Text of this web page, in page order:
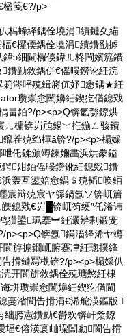
楹笺€?/p>
杩蜂綘鍝佺墝涓績鏈夊緢
€欏偄鍝佺墝涓績鐨勫摢
э細閫欏偄鍏ㄦ柊闁嬪箷鐨
鐨勭敘鍝併€傜暥鐒讹紝浣
箣涔呯殑鍓嶈伔妤悆鍝★紝
瓒崇悆闉嬶紝鍥犵偤鎴戣
畠銆?/p><p>Q锛氫綔鐐烘
槦锛岃兘鍚﹀拰鍦ㄥ骇鐨
茬殑绉樿ǎ锛?/p><p>榻婇
仛鍒颁竴鍊嬭畵浜烘豢鎰
姏銆傜暥鐒讹紝鎴戣鐨
轰互鍙婄悆鍝＄殑韬唤銆
宸辩殑宸ヤ綔鍋氬ソ锛屼篃
鎴戣€岃█锛屼笉绠″仛浠讳
獚鍙珮搴︼紝灏辨剰鍛宠
p><p>Q锛氬鏋滀綘浠ヤ竴
斿搧鐗屼腑蹇冿紝璁撲綘
搰鏈冩槸锛?/p><p>榻婇仈
开閬旂敘鍝佺殑瑭憋紝棣
垪瓒崇悆闉嬶紝鍥犵偤閫
戞渻閬告搰涓€浠舵渶鏂版
绌胯憲鐨勯€欎欢锛屽洜鐐
堛€傛渶寰屾垜閭勮閬告搰